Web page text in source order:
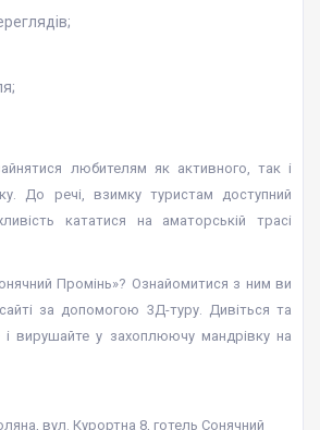
любителям як активного, так і
До речі, взимку туристам доступний
кататися на аматорській трасі
Промінь»? Ознайомитися з ним ви
за допомогою 3Д-туру. Дивіться та
вирушайте у захоплюючу мандрівку на
вул. Курортна 8, готель Сонячний